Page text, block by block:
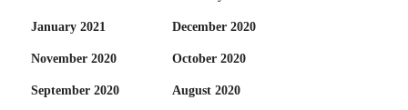
January 2021 December 2020
November 2020 October 2020
September 2020 August 2020